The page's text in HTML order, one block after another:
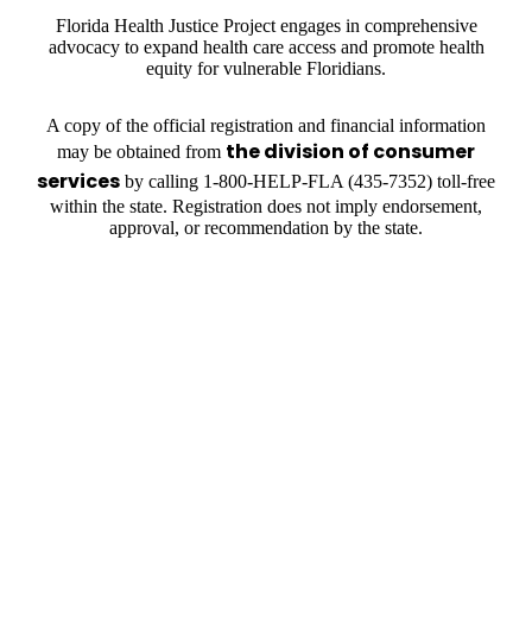
Florida Health Justice Project engages in comprehensive
advocacy to expand health care access and promote health
equity for vulnerable Floridians.
A copy of the official registration and financial information
may be obtained from the division of consumer
services by calling 1-800-HELP-FLA (435-7352) toll-free
within the state. Registration does not imply endorsement,
approval, or recommendation by the state.